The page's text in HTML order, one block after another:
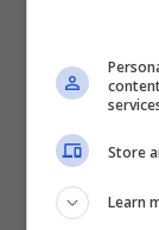
il
Store
Learn